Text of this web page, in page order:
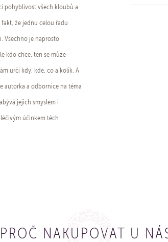
pohyblivost všech kloubů a
že jednu celou řadu
Všechno je naprosto
kdo chce, ten se může
určí kdy, kde, co a kolik. A
autorka a odbornice na téma
jejich smyslem i
účinkem těch
PROČ NAKUPOVAT U